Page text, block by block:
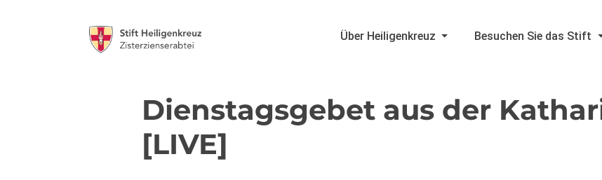
Über Heiligenkreuz Besuchen Sie das Stift
Dienstagsgebet aus der
[LIVE]